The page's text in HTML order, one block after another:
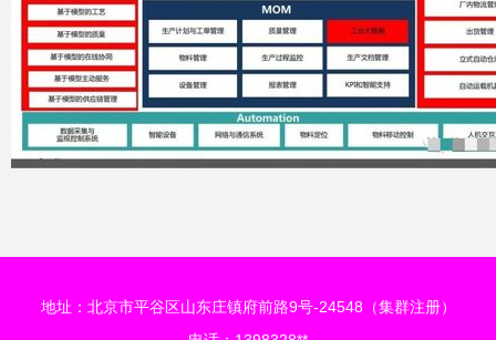
地址：北京市平谷区山东庄镇府前路9号-24548（集群注册）